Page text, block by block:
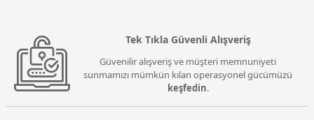
Tek Tıkla Güvenli Alışveriş
Güvenilir alışveriş ve müşteri memnuniyeti
sunmamızı mümkün kılan operasyonel gücümüzü
keşfedin.